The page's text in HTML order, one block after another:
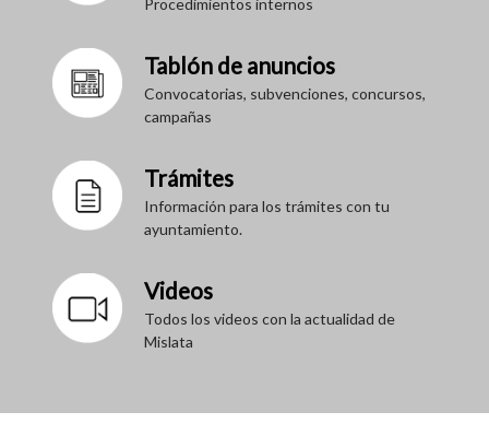
Tablón de anuncios
Convocatorias, subvenciones, concursos,
campañas
Trámites
Información para los trámites con tu
ayuntamiento.
Videos
Todos los videos con la actualidad de
Mislata